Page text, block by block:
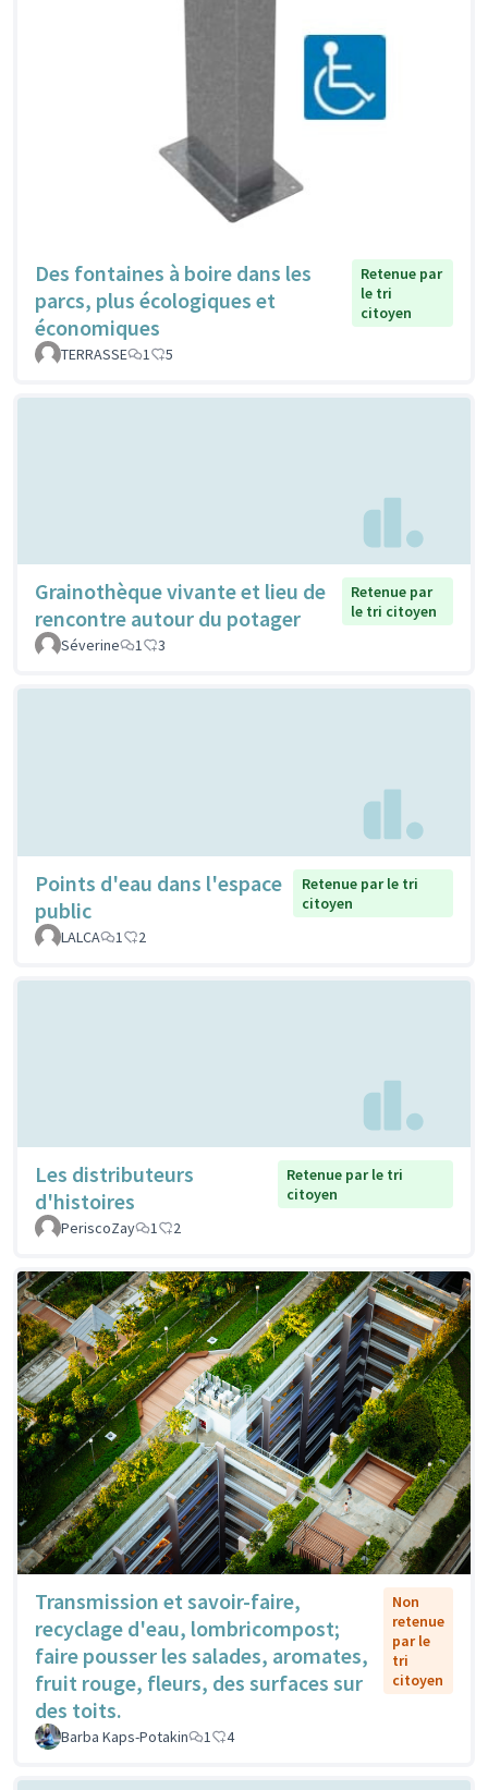
Des fontaines à boire dans les
parcs, plus écologiques et
économiques
Retenue par
le tri
citoyen
TERRASSE 1 5
Grainothèque vivante et lieu de
rencontre autour du potager
Retenue par
le tri citoyen
Séverine
1 3
Points d'eau dans l'espace
public
Retenue par le tri
citoyen
LALCA
1 2
Les distributeurs
d'histoires
Retenue par le tri
citoyen
PeriscoZay
1 2
Transmission et savoir-faire,
recyclage d'eau, lombricompost;
faire pousser les salades, aromates,
fruit rouge, fleurs, des surfaces sur
des toits.
Non
retenue
par le
tri
citoyen
Barba Kaps-Potakin 1 4